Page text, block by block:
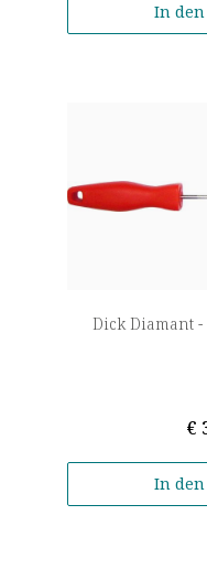
In
Dick Diamant
€
In